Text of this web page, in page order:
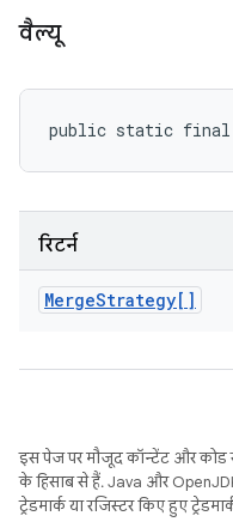
वैल्यू
public static final
रिटर्न
MergeStrategy[]
इस पेज पर मौजूद कॉन्टेंट और
के हिसाब से हैं. Java और
ट्रेडमार्क या रजिस्टर किए हुए